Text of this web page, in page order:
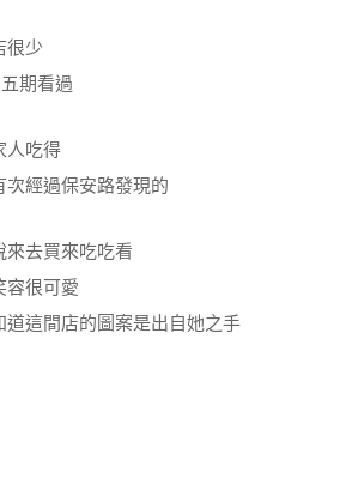
很少
期看過
人吃得
次經過保安路發現的
來去買來吃吃看
容很可愛
道這間店的圖案是出自她之手